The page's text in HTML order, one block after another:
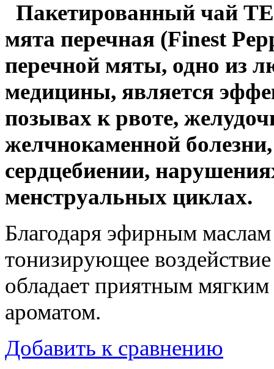
Пакетированный чай
мята перечная (Finest
перечной мяты, одно из
медицины, является
позывах к рвоте,
желчнокаменной
сердцебиении,
менструальных циклах.
Благодаря эфирным
тонизирующее
обладает приятным
ароматом.
Добавить к сравнению